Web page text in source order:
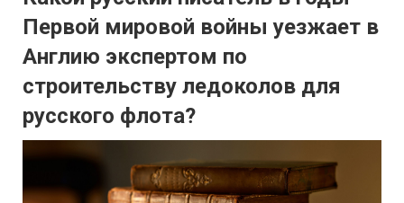
Первой мировой войны уезжает в
Англию экспертом по
строительству ледоколов для
русского флота?